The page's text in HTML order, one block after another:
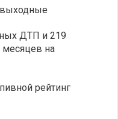
выходные
ДТП и 219
месяцев на
рейтинг